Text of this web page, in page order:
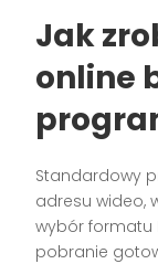
Jak
online
Standardowy
adresu wideo,
wybór formatu
pobranie